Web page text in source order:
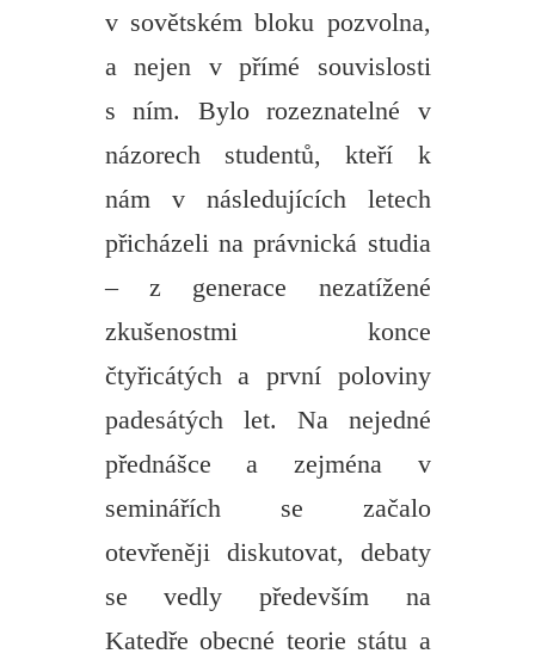
v sovětském bloku pozvolna,
a nejen v přímé souvislosti
s ním. Bylo rozeznatelné v
názorech studentů, kteří k
nám v následujících letech
přicházeli na právnická studia
– z generace nezatížené
zkušenostmi konce
čtyřicátých a první poloviny
padesátých let. Na nejedné
přednášce a zejména v
seminářích se začalo
otevřeněji diskutovat, debaty
se vedly především na
Katedře obecné teorie státu a